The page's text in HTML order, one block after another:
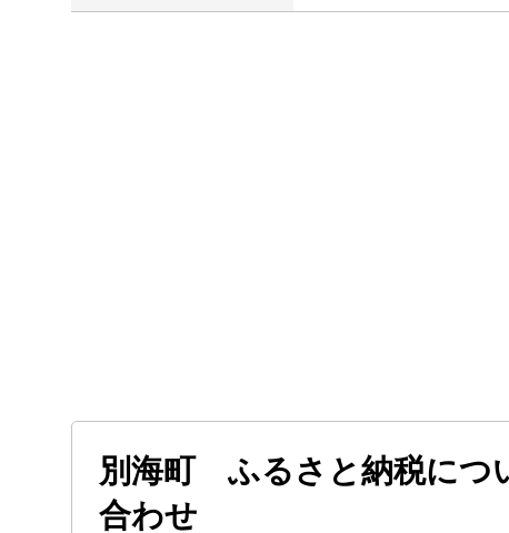
別海町 ふるさと納税につ
合わせ